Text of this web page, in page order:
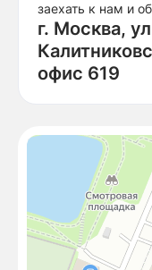
заехать к нам и
г. Москва,
офис 619
Москва
Средняя